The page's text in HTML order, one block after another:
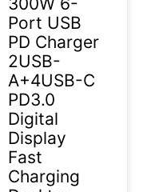
Port USB
PD Charger
2USB-
A+4USB-C
PD3.0
Digital
Display
Fast
Charging